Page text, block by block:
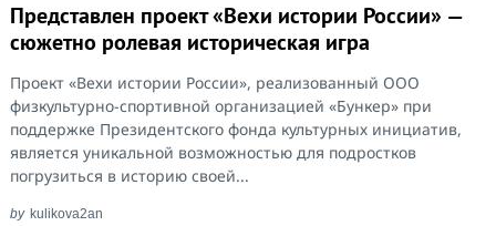
Представлен проект «Вехи истории России» —
сюжетно ролевая историческая игра
Проект «Вехи истории России», реализованный ООО
физкультурно-спортивной организацией «Бункер» при
поддержке Президентского фонда культурных инициатив,
является уникальной возможностью для подростков
погрузиться в историю своей...
by kulikova2an
Search
for: